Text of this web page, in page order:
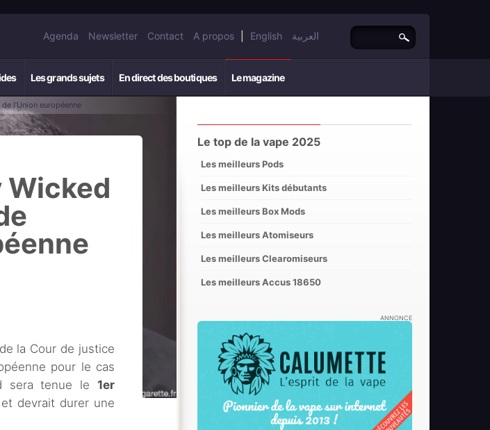
Agenda Newsletter Contact A propos English العربية
Les grands sujets En direct des boutiques Le magazine
l’Union européenne
Wicked
la Cour de justice
pour le cas
sera tenue le 1er
et devrait durer une
Le top de la vape 2025
Les meilleurs Pods
Les meilleurs Kits débutants
Les meilleurs Box Mods
Les meilleurs Atomiseurs
Les meilleurs Clearomiseurs
Les meilleurs Accus 18650
ANNONCE